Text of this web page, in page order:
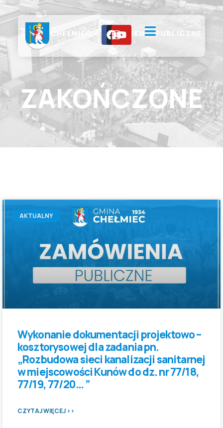
GMINA CHEŁMIEC - ZAMÓWIENIA PUBLICZNE
ZAKOŃCZONE
AKTUALNY
Wykonanie dokumentacji projektowo –
kosztorysowej dla zadania pn.
„Rozbudowa sieci kanalizacji sanitarnej
w miejscowości Kunów do dz. nr 77/18,
77/19, 77/20… ”
CZYTAJ WIĘCEJ >>